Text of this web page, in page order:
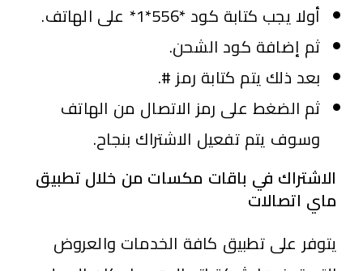
أولا يجب كتابة كود *556*1* على الهاتف.
ثم إضافة كود الشحن.
بعد ذلك يتم كتابة رمز #.
ثم الضغط على رمز الاتصال من الهاتف
وسوف يتم تفعيل الاشتراك بنجاح.
الاشتراك في باقات مكسات من خلال تطبيق
ماي اتصالات
يتوفر على تطبيق كافة الخدمات والعروض